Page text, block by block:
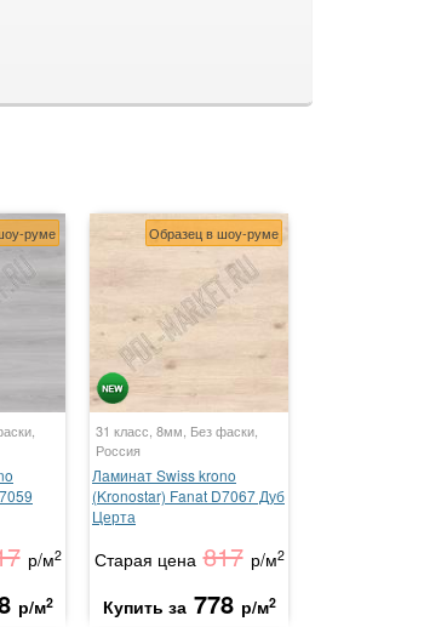
руме
р/м2
р/м2
Образец в шоу-руме
31 класс, 8мм, Без фаски,
Россия
Ламинат Swiss krono
(Kronostar) Fanat D7067 Дуб
Церта
Старая цена 817 р/м2
Купить за 778 р/м2